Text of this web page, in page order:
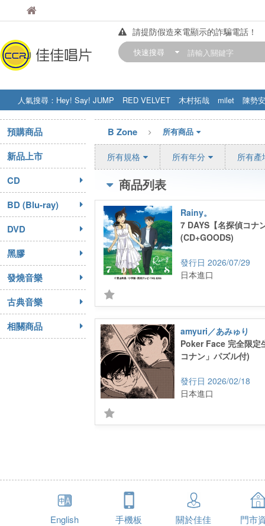
佳佳唱片
請提防假造來電顯示的詐騙電話！
【中華門市營業時間調整公告】
快速搜尋
人氣搜尋： Hey! Say! JUMP RED VELVET 木村拓哉 milet
陳勢安
STRAY KIDS
盧廣仲 周杰伦
預購商品
新品上市
CD
BD (Blu-ray)
DVD
黑膠
發燒音樂
古典音樂
相關商品
B Zone 所有商品
所有規格 所有年分 所有產
商品列表
Rainy。
7 DAYS【名探偵コナ
(CD+GOODS)
2026/07/29
日本進口
amyuri／あみゅり
Poker Face 完全限定
コナン」パズル付)
2026/02/18
日本進口
English 手機板 關於佳佳 門市